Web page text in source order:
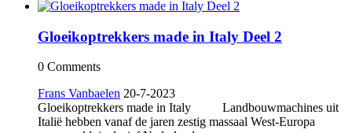
Gloeikoptrekkers made in Italy Deel 2
0 Comments
Frans Vanbaelen 20-7-2023
Gloeikoptrekkers made in Italy Landbouwmachines uit
Italië hebben vanaf de jaren zestig massaal West-Europa